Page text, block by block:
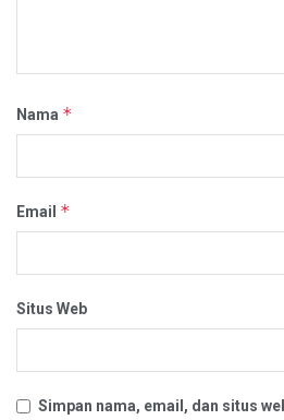
Nama *
Email *
Situs Web
Simpan nama, email, dan situs